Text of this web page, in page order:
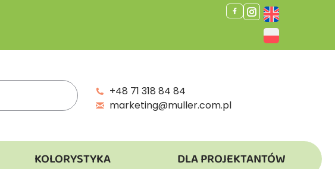
+48 71 318 84 84
marketing@muller.com.pl
KOLORYSTYKA DLA PROJEKTANTÓW